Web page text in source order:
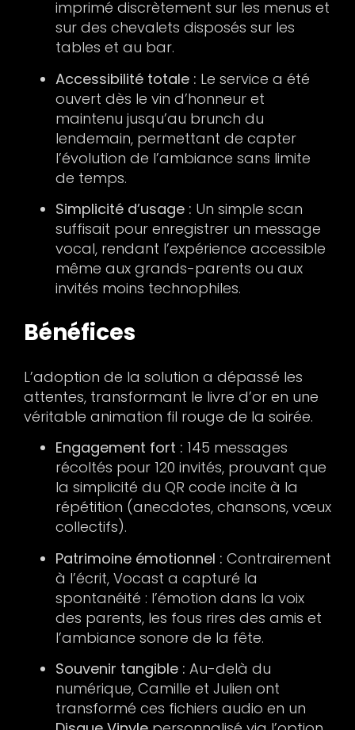
imprimé discrètement sur les menus et
sur des chevalets disposés sur les
tables et au bar.
Accessibilité totale : Le service a été
ouvert dès le vin d’honneur et
maintenu jusqu’au brunch du
lendemain, permettant de capter
l’évolution de l’ambiance sans limite
de temps.
Simplicité d’usage : Un simple scan
suffisait pour enregistrer un message
vocal, rendant l’expérience accessible
même aux grands-parents ou aux
invités moins technophiles.
Bénéfices
L’adoption de la solution a dépassé les
attentes, transformant le livre d’or en une
véritable animation fil rouge de la soirée.
Engagement fort : 145 messages
récoltés pour 120 invités, prouvant que
la simplicité du QR code incite à la
répétition (anecdotes, chansons, vœux
collectifs).
Patrimoine émotionnel : Contrairement
à l’écrit, Vocast a capturé la
spontanéité : l’émotion dans la voix
des parents, les fous rires des amis et
l’ambiance sonore de la fête.
Souvenir tangible : Au-delà du
numérique, Camille et Julien ont
transformé ces fichiers audio en un